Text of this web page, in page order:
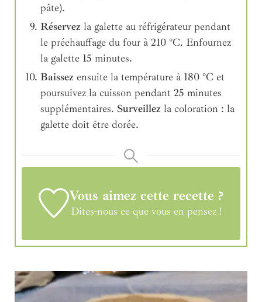
pâte).
Réservez la galette au réfrigérateur pendant
le préchauffage du four à 210 °C. Enfournez
la galette 15 minutes.
Baissez ensuite la température à 180 °C et
poursuivez la cuisson pendant 25 minutes
supplémentaires. Surveillez la coloration : la
galette doit être dorée.
Vous aimez cette recette ?
Dites-nous ce que vous en pensez !